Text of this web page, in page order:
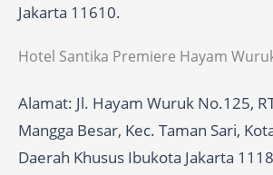
Jakarta 11610.
Hotel Santika Premiere Hayam
Alamat: Jl. Hayam Wuruk No.125,
Mangga Besar, Kec. Taman Sari,
Daerah Khusus Ibukota Jakarta